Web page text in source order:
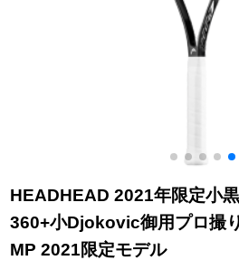
HEADHEAD 2021年限定小
360+小Djokovic御用プロ撮
MP 2021限定モデル